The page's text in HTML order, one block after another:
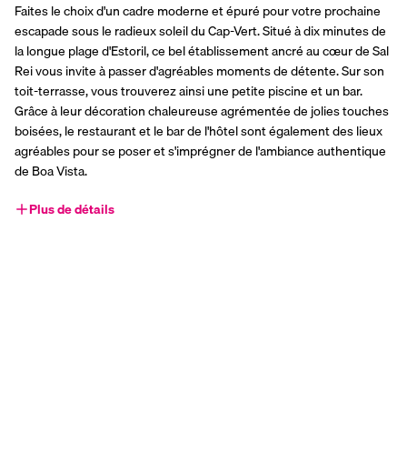
Faites le choix d'un cadre moderne et épuré pour votre prochaine
escapade sous le radieux soleil du Cap-Vert. Situé à dix minutes de
la longue plage d'Estoril, ce bel établissement ancré au cœur de Sal
Rei vous invite à passer d'agréables moments de détente. Sur son
toit-terrasse, vous trouverez ainsi une petite piscine et un bar.
Grâce à leur décoration chaleureuse agrémentée de jolies touches
boisées, le restaurant et le bar de l'hôtel sont également des lieux
agréables pour se poser et s'imprégner de l'ambiance authentique
de Boa Vista.
Plus de détails